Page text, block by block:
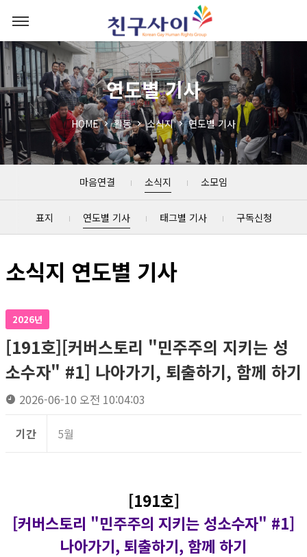
연도별 기사
HOME 활동 소식지 연도별 기사
마음연결 소식지 소모임
표지 연도별 기사 태그별 기사 구독신청
소식지 연도별 기사
2026년
[191호][커버스토리 "민주주의 지키는 성
소수자" #1] 나아가기, 퇴출하기, 함께 하기
2026-06-10 오전 10:04:03
기간 5월
[191호]
[커버스토리 "민주주의 지키는 성소수자" #1]
나아가기, 퇴출하기, 함께 하기